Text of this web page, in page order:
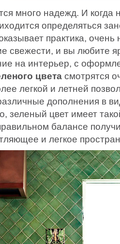
много надежд. И когда
определяться
практика,
свежести, и вы любите
на интерьер, с
цвета смотрятся
легкой и летней
дополнения в
зеленый цвет имеет
балансе
и легкое